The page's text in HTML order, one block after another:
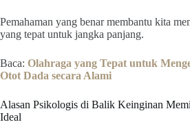
Pemahaman yang benar membantu kita
yang tepat untuk jangka panjang.
Baca: Olahraga yang Tepat untuk
Otot Dada secara Alami
Alasan Psikologis di Balik Keinginan
Ideal